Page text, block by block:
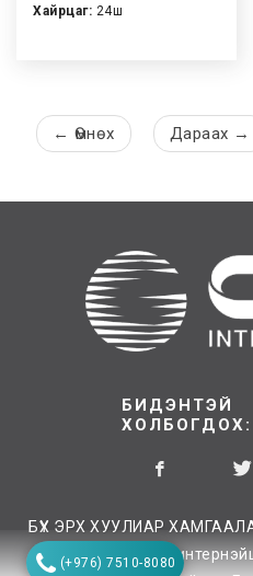
Хайрцаг: 24ш
← Өмнөх Дараах →
БИДЭНТЭЙ
ХОЛБОГДОХ:
БҮХ ЭРХ ХУУЛИАР
(+976) 7510-8080